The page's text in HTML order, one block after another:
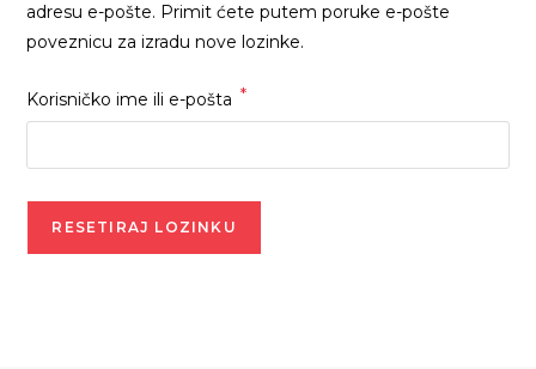
adresu e-pošte. Primit ćete putem poruke e-pošte
poveznicu za izradu nove lozinke.
Korisničko ime ili e-pošta *Obvezno
RESETIRAJ LOZINKU